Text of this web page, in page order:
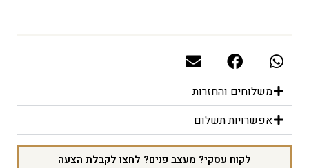
משלוחים והחזרות
אפשרויות תשלום
לקוח עסקי? מעצב פנים? לחצו לקבלת הצעה